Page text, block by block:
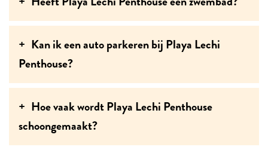
Kan ik een auto parkeren bij Playa Lechi
Penthouse?
Hoe vaak wordt Playa Lechi Penthouse
schoongemaakt?